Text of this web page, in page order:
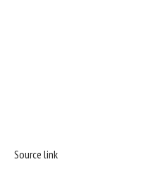
Source link